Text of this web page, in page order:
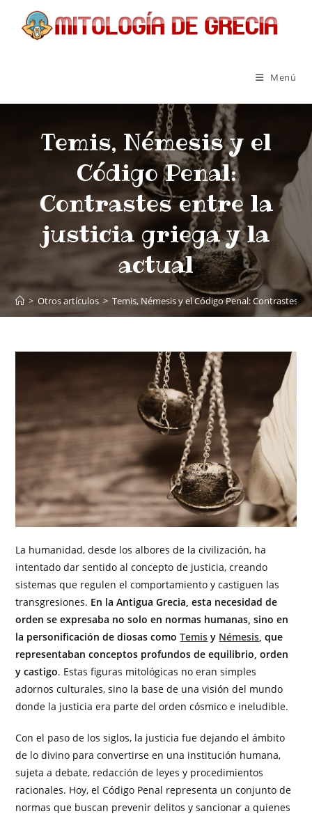
Menú
Temis, Némesis y el
Código Penal:
Contrastes entre la
justicia griega y la
actual
> Otros artículos > Temis, Némesis y el Código Penal: Contrastes
La humanidad, desde los albores de la civilización, ha
intentado dar sentido al concepto de justicia, creando
sistemas que regulen el comportamiento y castiguen las
transgresiones. En la Antigua Grecia, esta necesidad de
orden se expresaba no solo en normas humanas, sino en
la personificación de diosas comoTemis y Némesis, que
representaban conceptos profundos de equilibrio, orden
y castigo. Estas figuras mitológicas no eran simples
adornos culturales, sino la base de una visión del mundo
donde la justicia era parte del orden cósmico e ineludible.
Con el paso de los siglos, la justicia fue dejando el ámbito
de lo divino para convertirse en una institución humana,
sujeta a debate, redacción de leyes y procedimientos
racionales. Hoy, el Código Penal representa un conjunto de
normas que buscan prevenir delitos y sancionar a quienes